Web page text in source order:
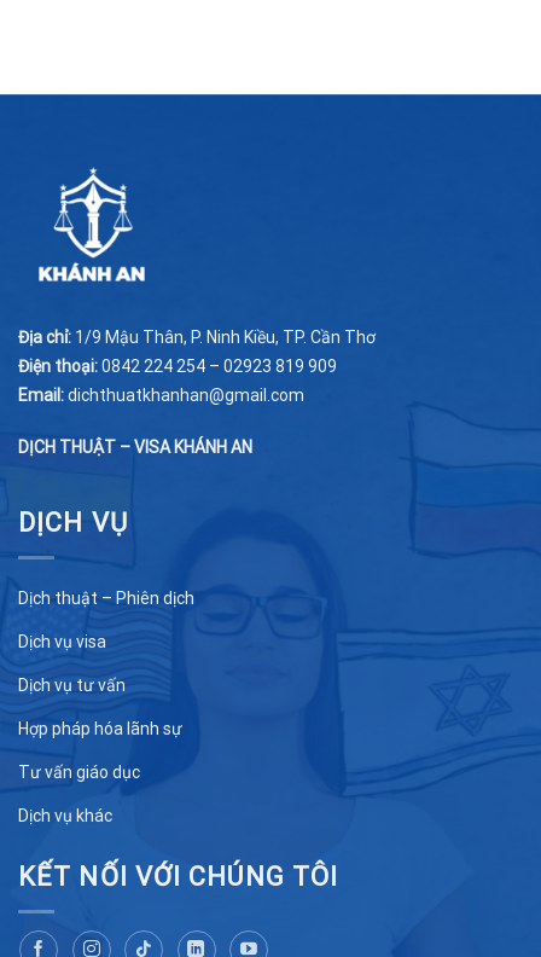
Địa chỉ: 1/9 Mậu Thân, P. Ninh Kiều, TP. Cần Thơ
Điện thoại:0842 224 254 – 02923 819 909
Email:dichthuatkhanhan@gmail.com
DỊCH THUẬT – VISA KHÁNH AN
DỊCH VỤ
Dịch thuật – Phiên dịch
Dịch vụ visa
Dịch vụ tư vấn
Hợp pháp hóa lãnh sự
Tư vấn giáo dục
Dịch vụ khác
KẾT NỐI VỚI CHÚNG TÔI